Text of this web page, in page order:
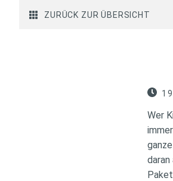
ZURÜCK ZUR ÜBERSICHT
Wer